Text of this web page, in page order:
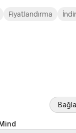
Fiyatlandırma İndir